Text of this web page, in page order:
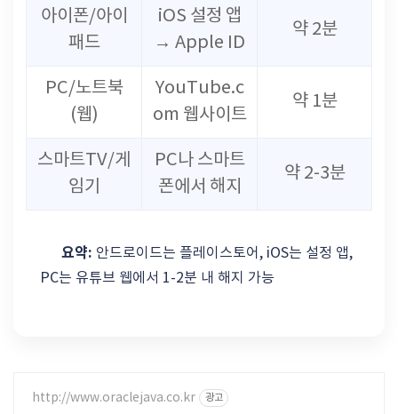
아이폰/아이
패드
iOS 설정 앱
→ Apple ID
약 2분
PC/노트북
(웹)
YouTube.c
om 웹사이트
약 1분
스마트TV/게
임기
PC나 스마트
폰에서 해지
약 2-3분
요약: 안드로이드는 플레이스토어, iOS는 설정 앱,
PC는 유튜브 웹에서 1-2분 내 해지 가능
http://www.oraclejava.co.kr 광고